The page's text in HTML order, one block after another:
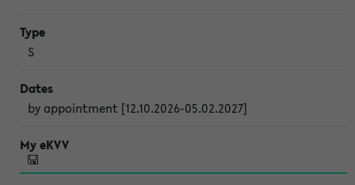
S
by appointment [12.10.2026-05.02.2027]